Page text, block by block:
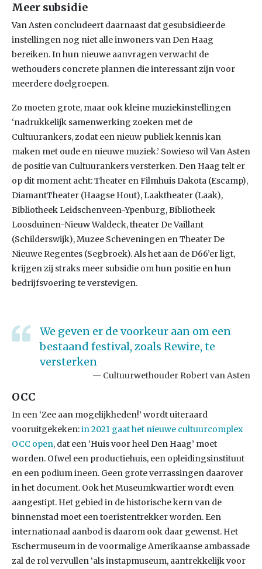
Meer subsidie
Van Asten concludeert daarnaast dat gesubsidieerde
instellingen nog niet alle inwoners van Den Haag
bereiken. In hun nieuwe aanvragen verwacht de
wethouders concrete plannen die interessant zijn voor
meerdere doelgroepen.
Zo moeten grote, maar ook kleine muziekinstellingen
‘nadrukkelijk samenwerking zoeken met de
Cultuurankers, zodat een nieuw publiek kennis kan
maken met oude en nieuwe muziek.’ Sowieso wil Van Asten
de positie van Cultuurankers versterken. Den Haag telt er
op dit moment acht: Theater en Filmhuis Dakota (Escamp),
DiamantTheater (Haagse Hout), Laaktheater (Laak),
Bibliotheek Leidschenveen-Ypenburg, Bibliotheek
Loosduinen-Nieuw Waldeck, theater De Vaillant
(Schilderswijk), Muzee Scheveningen en Theater De
Nieuwe Regentes (Segbroek). Als het aan de D66’er ligt,
krijgen zij straks meer subsidie om hun positie en hun
bedrijfsvoering te verstevigen.
We geven er de voorkeur aan om een
bestaand festival, zoals Rewire, te
versterken
Cultuurwethouder Robert van Asten
OCC
In een ‘Zee aan mogelijkheden!’ wordt uiteraard
vooruitgekeken:in 2021 gaat het nieuwe cultuurcomplex
OCC open, dat een ‘Huis voor heel Den Haag’ moet
worden. Ofwel een productiehuis, een opleidingsinstituut
en een podium ineen. Geen grote verrassingen daarover
in het document. Ook het Museumkwartier wordt even
aangestipt. Het gebied in de historische kern van de
binnenstad moet een toeristentrekker worden. Een
internationaal aanbod is daarom ook daar gewenst. Het
Eschermuseum in de voormalige Amerikaanse ambassade
zal de rol vervullen ‘als instapmuseum, aantrekkelijk voor